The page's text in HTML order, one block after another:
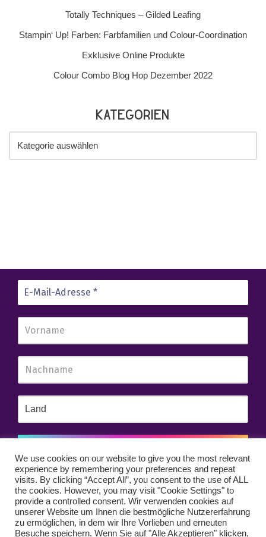
Totally Techniques – Gilded Leafing
Stampin‘ Up! Farben: Farbfamilien und Colour-Coordination
Exklusive Online Produkte
Colour Combo Blog Hop Dezember 2022
Kategorien
Wir senden keinen Spam! Erfahre mehr in unserer
Datenschutzerklärung.
We use cookies on our website to give you the most relevant
experience by remembering your preferences and repeat
visits. By clicking “Accept All”, you consent to the use of ALL
the cookies. However, you may visit "Cookie Settings" to
provide a controlled consent. Wir verwenden cookies auf
unserer Website um Ihnen die bestmögliche Nutzererfahrung
zu ermöglichen, in dem wir Ihre Vorlieben und erneuten
Besuche speichern. Wenn Sie auf "Alle Akzeptieren" klicken,